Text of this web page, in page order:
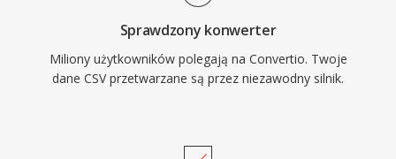
Sprawdzony konwerter
Miliony użytkowników polegają na Convertio. Twoje
dane CSV przetwarzane są przez niezawodny silnik.